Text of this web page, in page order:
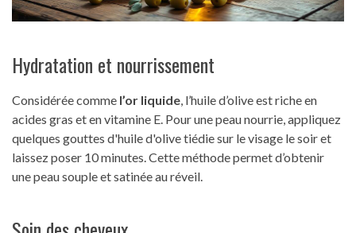
Hydratation et nourrissement
Considérée comme l’or liquide, l’huile d’olive est riche en
acides gras et en vitamine E. Pour une peau nourrie, appliquez
quelques gouttes d'huile d'olive tiédie sur le visage le soir et
laissez poser 10 minutes. Cette méthode permet d’obtenir
une peau souple et satinée au réveil.